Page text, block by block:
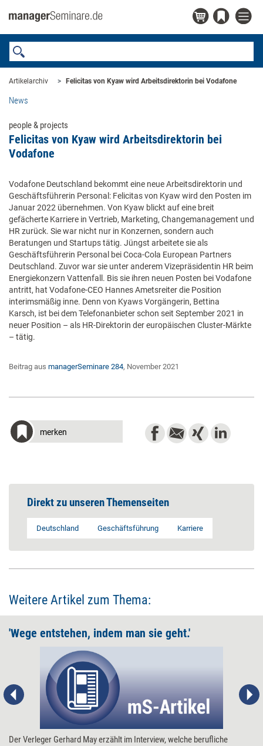
Artikelarchiv Felicitas von Kyaw wird Arbeitsdirektorin bei Vodafone
News
people & projects
Felicitas von Kyaw wird Arbeitsdirektorin bei
Vodafone
Vodafone Deutschland bekommt eine neue Arbeitsdirektorin und
Geschäftsführerin Personal: Felicitas von Kyaw wird den Posten im
Januar 2022 übernehmen. Von Kyaw blickt auf eine breit
gefächerte Karriere in Vertrieb, Marketing, Changemanagement und
HR zurück. Sie war nicht nur in Konzernen, sondern auch
Beratungen und Startups tätig. Jüngst arbeitete sie als
Geschäftsführerin Personal bei Coca-Cola European Partners
Deutschland. Zuvor war sie unter anderem Vizeprä­sidentin HR beim
Energiekon­zern Vattenfall. Bis sie ihren neuen Posten bei Vodafone
antritt, hat Vodafone-CEO Hannes Ametsreiter die Position
interimsmäßig inne. Denn von Kyaws Vorgängerin, Bettina
Karsch, ist bei dem Telefonanbieter schon seit September 2021 in
neuer Position – als HR-Direktorin der europäischen Cluster-Märkte
– tätig.
Beitrag aus managerSeminare 284, November 2021
merken
Direkt zu unseren Themenseiten
Deutschland Geschäftsführung Karriere
Weitere Artikel zum Thema:
'Wege entstehen, indem man sie geht.'
Der Verleger Gerhard May erzählt im Interview, welche berufliche